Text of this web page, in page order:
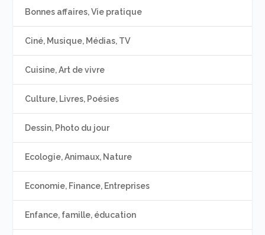
Bonnes affaires, Vie pratique
Ciné, Musique, Médias, TV
Cuisine, Art de vivre
Culture, Livres, Poésies
Dessin, Photo du jour
Ecologie, Animaux, Nature
Economie, Finance, Entreprises
Enfance, famille, éducation